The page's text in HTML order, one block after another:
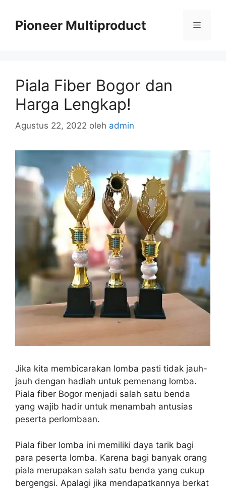
Pioneer Multiproduct Menu
Piala Fiber Bogor dan
Harga Lengkap!
Agustus 22, 2022 oleh admin
Jika kita membicarakan lomba pasti tidak jauh-
jauh dengan hadiah untuk pemenang lomba.
Piala fiber Bogor menjadi salah satu benda
yang wajib hadir untuk menambah antusias
peserta perlombaan.
Piala fiber lomba ini memiliki daya tarik bagi
para peserta lomba. Karena bagi banyak orang
piala merupakan salah satu benda yang cukup
bergengsi. Apalagi jika mendapatkannya berkat